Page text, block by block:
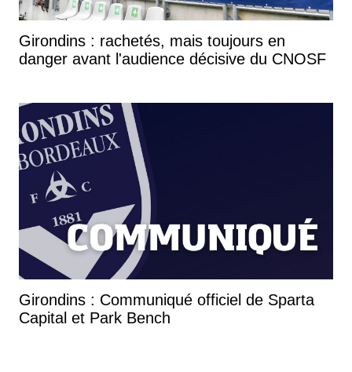
Girondins : rachetés, mais toujours en
danger avant l'audience décisive du CNOSF
Girondins : Communiqué officiel de Sparta
Capital et Park Bench